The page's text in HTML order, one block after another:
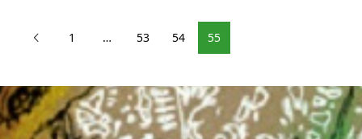
 1 … 53 54 55